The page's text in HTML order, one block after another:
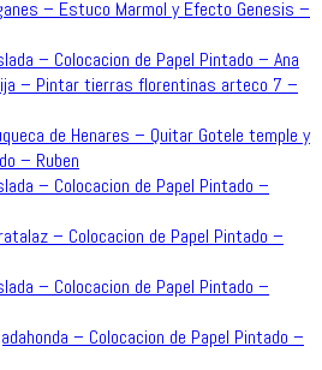
– Estuco Marmol y Efecto Genesis –
– Colocacion de Papel Pintado – Ana
– Pintar tierras florentinas arteco 7 –
de Henares – Quitar Gotele temple y
– Ruben
– Colocacion de Papel Pintado –
– Colocacion de Papel Pintado –
– Colocacion de Papel Pintado –
– Colocacion de Papel Pintado –